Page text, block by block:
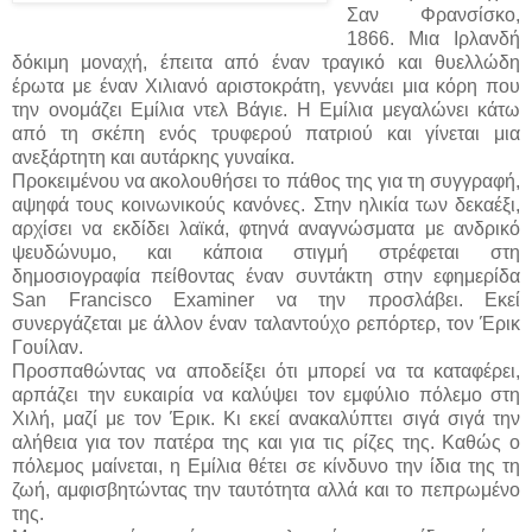
Σαν Φρανσίσκο,
1866. Μια Ιρλανδή
δόκιμη μοναχή, έπειτα από έναν τραγικό και θυελλώδη
έρωτα με έναν Χιλιανό αριστοκράτη, γεννάει μια κόρη που
την ονομάζει Εμίλια ντελ Βάγιε. Η Εμίλια μεγαλώνει κάτω
από τη σκέπη ενός τρυφερού πατριού και γίνεται μια
ανεξάρτητη και αυτάρκης γυναίκα.
Προκειμένου να ακολουθήσει το πάθος της για τη συγγραφή,
αψηφά τους κοινωνικούς κανόνες. Στην ηλικία των δεκαέξι,
αρχίσει να εκδίδει λαϊκά, φτηνά αναγνώσματα με ανδρικό
ψευδώνυμο, και κάποια στιγμή στρέφεται στη
δημοσιογραφία πείθοντας έναν συντάκτη στην εφημερίδα
San Francisco Examiner να την προσλάβει. Εκεί
συνεργάζεται με άλλον έναν ταλαντούχο ρεπόρτερ, τον Έρικ
Γουίλαν.
Προσπαθώντας να αποδείξει ότι μπορεί να τα καταφέρει,
αρπάζει την ευκαιρία να καλύψει τον εμφύλιο πόλεμο στη
Χιλή, μαζί με τον Έρικ. Κι εκεί ανακαλύπτει σιγά σιγά την
αλήθεια για τον πατέρα της και για τις ρίζες της. Καθώς ο
πόλεμος μαίνεται, η Εμίλια θέτει σε κίνδυνο την ίδια της τη
ζωή, αμφισβητώντας την ταυτότητα αλλά και το πεπρωμένο
της.